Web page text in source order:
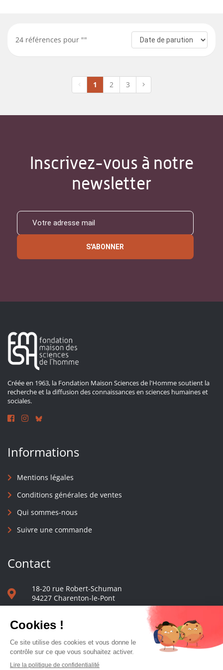
24 références pour ""
1 2 3
Inscrivez-vous à notre
newsletter
S'ABONNER
Créée en 1963, la Fondation Maison Sciences de l'Homme soutient la
recherche et la diffusion des connaissances en sciences humaines et
sociales.
Informations
Mentions légales
Conditions générales de ventes
Qui sommes-nous
Suivre une commande
Contact
18-20 rue Robert-Schuman
94227 Charenton-le-Pont